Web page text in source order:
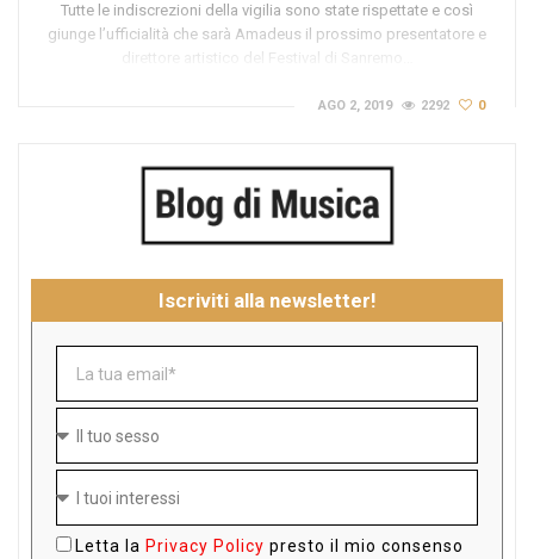
Tutte le indiscrezioni della vigilia sono state rispettate e così
giunge l’ufficialità che sarà Amadeus il prossimo presentatore e
direttore artistico del Festival di Sanremo…
AGO 2, 2019 2292 0
Iscriviti alla newsletter!
Letta la Privacy Policy presto il mio consenso